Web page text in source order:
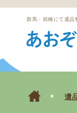
群馬・前橋にて遺品
遺